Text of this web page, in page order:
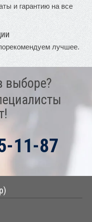
и гарантию на все
лучшее.
выборе?
11-87